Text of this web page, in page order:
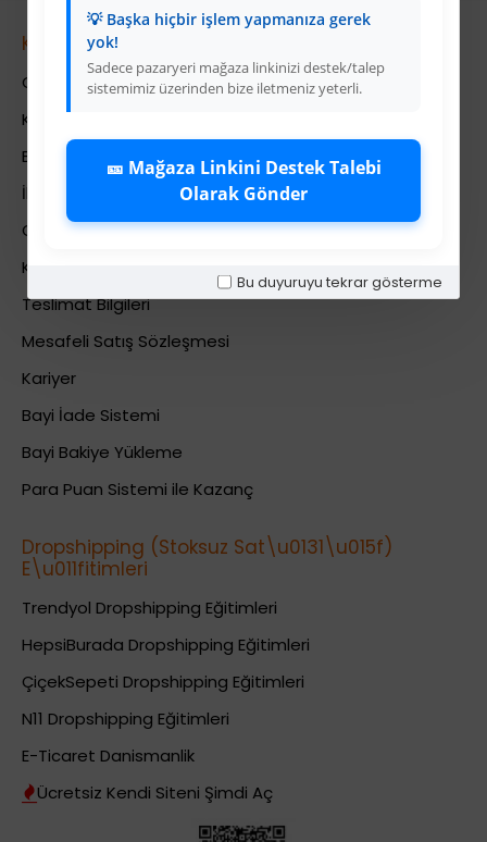
💡 Başka hiçbir işlem yapmanıza gerek
yok!
Sadece pazaryeri mağaza linkinizi destek/talep
sistemimiz üzerinden bize iletmeniz yeterli.
🎫 Mağaza Linkini Destek Talebi
Olarak Gönder
Bu duyuruyu tekrar gösterme
Kurumsal
Colezium Hakkında
Kurumsal Bilgiler
Banka Hesab Bilgileri
İletişim
Gizlilik Politikası
Kullanıcı Sözleşmesi
Teslimat Bilgileri
Mesafeli Satış Sözleşmesi
Kariyer
Bayi İade Sistemi
Bayi Bakiye Yükleme
Para Puan Sistemi ile Kazanç
Dropshipping (Stoksuz Sat\u0131\u015f)
E\u011fitimleri
Trendyol Dropshipping Eğitimleri
HepsiBurada Dropshipping Eğitimleri
ÇiçekSepeti Dropshipping Eğitimleri
N11 Dropshipping Eğitimleri
E-Ticaret Danismanlik
Ücretsiz Kendi Siteni Şimdi Aç